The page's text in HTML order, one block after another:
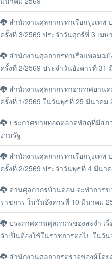
สำนักงานศุลกากรท่าเรือกรุงเทพ
ครั้งที่ 3/2569 ประจำวันศุกร์ที่ 3 เมษ
สำนักงานศุลกากรท่าเรือแหลมฉ
ครั้งที่ 2/2569 ประจำวันอังคารที่ 31
สำนักงานศุลกากรท่าอากาศยานด
ครั้งที่ 1/2569 ในวันพุธที่ 25 มีนาคม
ประกาศขายทอดตลาดพัสดุที่มีสภ
งานรัฐ
สำนักงานศุลกากรท่าเรือกรุงเทพ
ครั้งที่ 2/2569 ประจำวันพุธที่ 4 มีนา
ด่านศุลกากรบ้านดอน จะทำการข
ราชการ ในวันอังคารที่ 10 มีนาคม
ประกาศด่านศุลกากรช่องสะงำ
จำเป็นต้องใช้ในราชการต่อไป ในวั
สำนักงานศุลกากรตรวจของผู้โด